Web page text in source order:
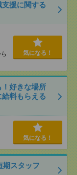
支援に関する
気になる！
好きな場所
料もらえる
気になる！
期スタッフ